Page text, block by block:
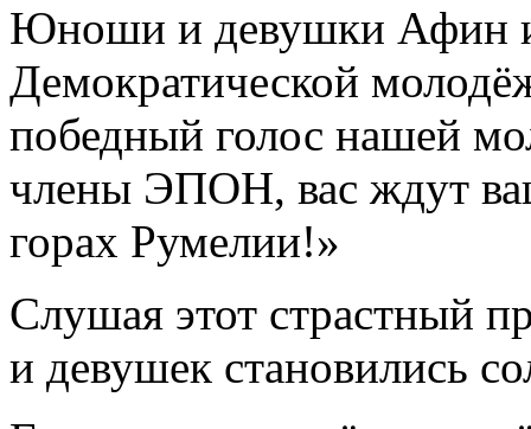
Юноши и девушки Афин и
Демократической
победный голос нашей
члены ЭПОН, вас ждут
горах Румелии!»
Слушая этот страстный
и девушек становились